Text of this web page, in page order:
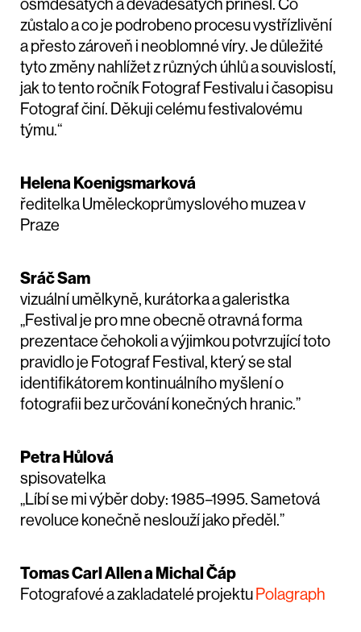
osmdesátých a devadesátých přinesl. Co
zůstalo a co je podrobeno procesu vystřízlivění
a přesto zároveň i neoblomné víry. Je důležité
tyto změny nahlížet z různých úhlů a souvislostí,
jak to tento ročník Fotograf Festivalu i časopisu
Fotograf činí. Děkuji celému festivalovému
týmu.“
Helena Koenigsmarková
ředitelka Uměleckoprůmyslového muzea v
Praze
Sráč Sam
vizuální umělkyně, kurátorka a galeristka
„Festival je pro mne obecně otravná forma
prezentace čehokoli a výjimkou potvrzující toto
pravidlo je Fotograf Festival, který se stal
identifikátorem kontinuálního myšlení o
fotografii bez určování konečných hranic.”
Petra Hůlová
spisovatelka
„Líbí se mi výběr doby: 1985–1995. Sametová
revoluce konečně neslouží jako předěl.”
Tomas Carl Allen a Michal Čáp
Fotografové a zakladatelé projektu Polagraph